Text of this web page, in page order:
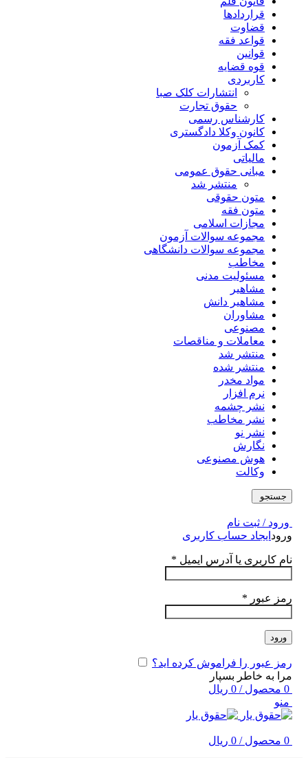
قراردادها
قضاوت
قواعد فقه
قوانین
قوه قضایه
کاربردی
انتشارات کلک صبا
حقوق تجارت
کارشناس رسمی
کانون وکلا دادگستری
کمک آزمون
مالیاتی
مبانی حقوق عمومی
منتشر شد
متون حقوقی
متون فقه
مجازات اسلامی
مجموعه سوالات آزمون
مجموعه سوالات دانشگاهی
مخاطب
مسئولیت مدنی
مشاهیر
مشاهیر دانش
مشاوران
مصنوعی
معاملات و مناقصات
منتشر شد
منتشر شده
مواد مخدر
نرم افزار
نشر چشمه
نشر مخاطب
نشر نو
نگارش
هوش مصنوعی
وکالت
جستجو
ورود / ثبت نام
ورود ایجاد حساب کاربری
نام کاربری یا آدرس ایمیل *
رمز عبور *
ورود
رمز عبور را فراموش کرده اید؟
مرا به خاطر بسپار
0 محصول /
0 ریال
منو
0 محصول /
0 ریال